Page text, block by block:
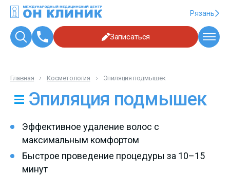
Рязань
Записаться
Главная Косметология Эпиляция подмышек
Эпиляция подмышек
Эффективное удаление волос с
максимальным комфортом
Быстрое проведение процедуры за 10–15
минут